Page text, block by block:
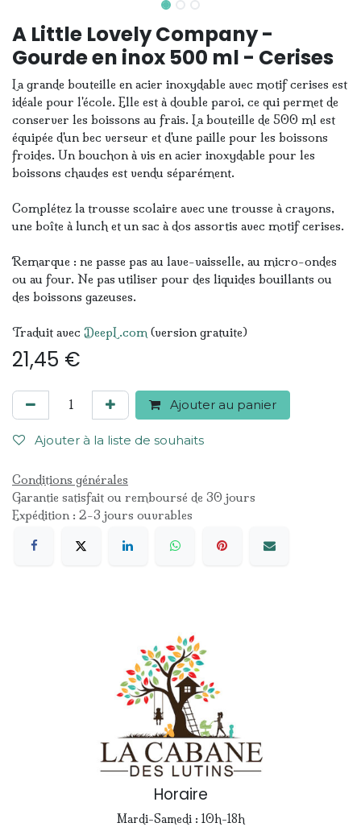
A Little Lovely Company -
Gourde en inox 500 ml - Cerises
La grande bouteille en acier inoxydable avec motif cerises est
idéale pour l'école. Elle est à double paroi, ce qui permet de
conserver les boissons au frais. La bouteille de 500 ml est
équipée d'un bec verseur et d'une paille pour les boissons
froides. Un bouchon à vis en acier inoxydable pour les
boissons chaudes est vendu séparément.
Complétez la trousse scolaire avec une trousse à crayons,
une boîte à lunch et un sac à dos assortis avec motif cerises.
Remarque : ne passe pas au lave-vaisselle, au micro-ondes
ou au four. Ne pas utiliser pour des liquides bouillants ou
des boissons gazeuses.
Traduit avec DeepL.com (version gratuite)
21,45 €
Ajouter au panier
Ajouter à la liste de souhaits
Conditions générales
Garantie satisfait ou remboursé de 30 jours
Expédition : 2-3 jours ouvrables
Horaire
Mardi-Samedi : 10h-18h